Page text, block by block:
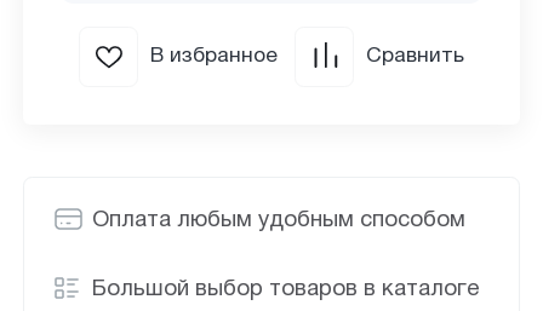
Оплата любым удобным способом
Большой выбор товаров в каталоге
В избранное Сравнить